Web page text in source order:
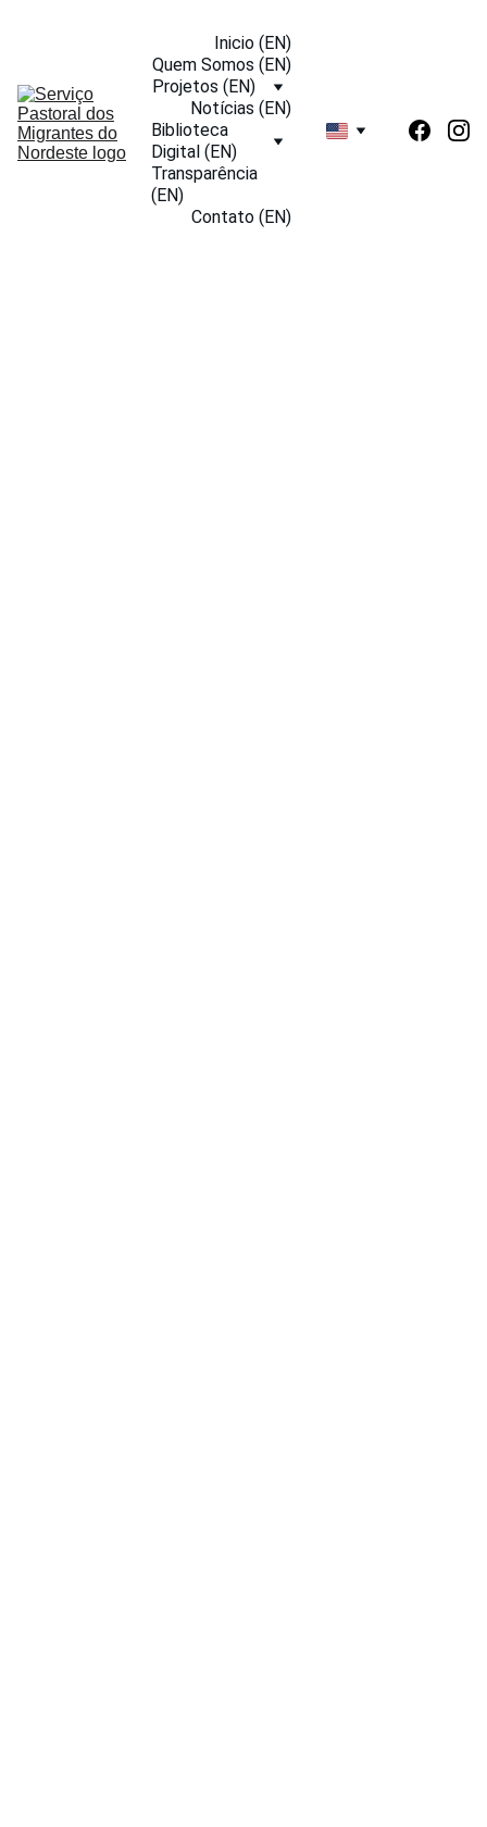
Inicio (EN)
Quem Somos (EN)
Projetos (EN)
Notícias (EN)
Biblioteca
Digital (EN)
Transparência
(EN)
Contato (EN)